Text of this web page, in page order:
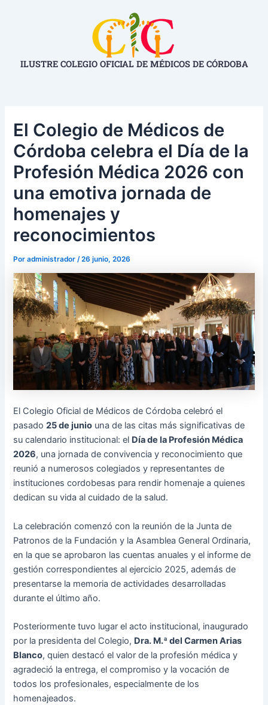
ILUSTRE COLEGIO OFICIAL DE MÉDICOS DE CÓRDOBA
El Colegio de Médicos de
Córdoba celebra el Día de la
Profesión Médica 2026 con
una emotiva jornada de
homenajes y
reconocimientos
Poradministrador /26 junio, 2026
El Colegio Oficial de Médicos de Córdoba celebró el
pasado25 de junio una de las citas más significativas de
su calendario institucional: el Día de la Profesión Médica
2026, una jornada de convivencia y reconocimiento que
reunió a numerosos colegiados y representantes de
instituciones cordobesas para rendir homenaje a quienes
dedican su vida al cuidado de la salud.
La celebración comenzó con la reunión de la Junta de
Patronos de la Fundación y la Asamblea General Ordinaria,
en la que se aprobaron las cuentas anuales y el informe de
gestión correspondientes al ejercicio 2025, además de
presentarse la memoria de actividades desarrolladas
durante el último año.
Posteriormente tuvo lugar el acto institucional, inaugurado
por la presidenta del Colegio, Dra. M.ª del Carmen Arias
Blanco, quien destacó el valor de la profesión médica y
agradeció la entrega, el compromiso y la vocación de
todos los profesionales, especialmente de los
homenajeados.